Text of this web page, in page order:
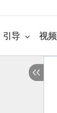
引导 视频